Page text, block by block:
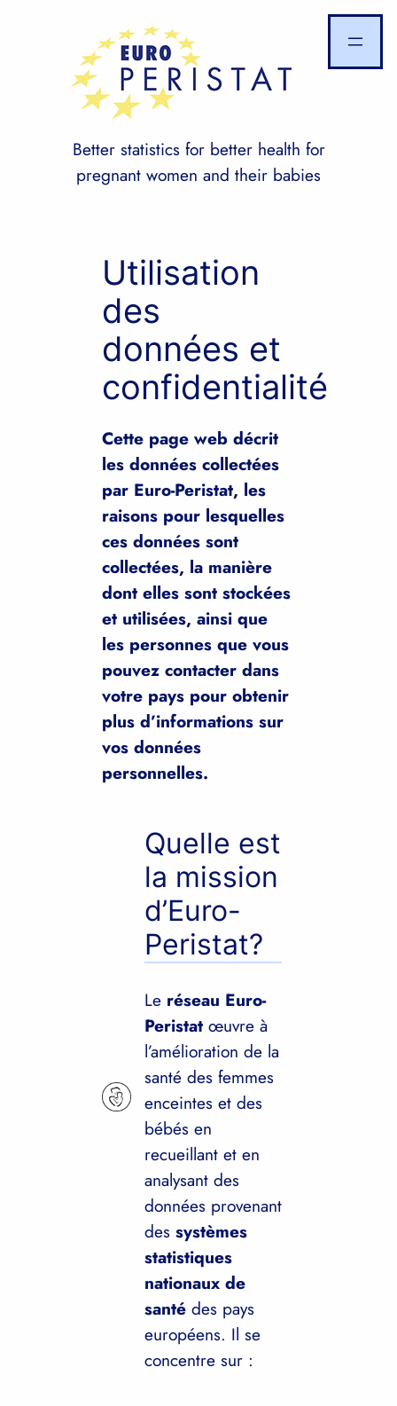
Better statistics for better health for
pregnant women and their babies
Utilisation
des
données et
confidentialité
Cette page web décrit
les données collectées
par Euro-Peristat, les
raisons pour lesquelles
ces données sont
collectées, la manière
dont elles sont stockées
et utilisées, ainsi que
les personnes que vous
pouvez contacter dans
votre pays pour obtenir
plus d’informations sur
vos données
personnelles.
Quelle est
la mission
d’Euro-
Peristat?
Le réseau Euro-
Peristat œuvre à
l’amélioration de la
santé des femmes
enceintes et des
bébés en
recueillant et en
analysant des
données provenant
des systèmes
statistiques
nationaux de
santé des pays
européens. Il se
concentre sur :